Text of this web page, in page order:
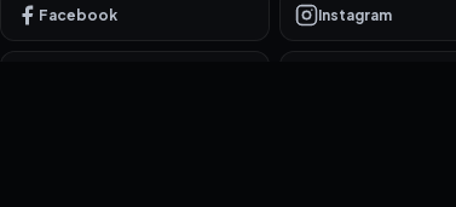
Facebook Instagram